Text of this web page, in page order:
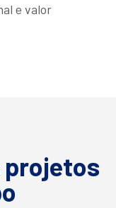
e valor
projetos